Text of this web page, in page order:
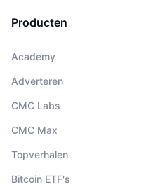
Producten
Academy
Adverteren
CMC Labs
CMC Max
Topverhalen
Bitcoin ETF's